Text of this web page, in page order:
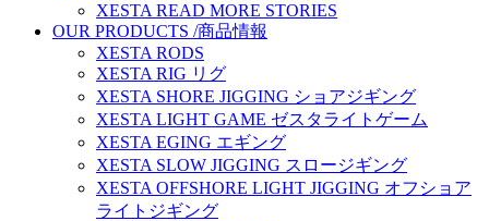
XESTA READ MORE STORIES
OUR PRODUCTS /商品情報
XESTA RODS
XESTA RIG リグ
XESTA SHORE JIGGING ショアジギング
XESTA LIGHT GAME ゼスタライトゲーム
XESTA EGING エギング
XESTA SLOW JIGGING スロージギング
XESTA OFFSHORE LIGHT JIGGING オフショア
ライトジギング